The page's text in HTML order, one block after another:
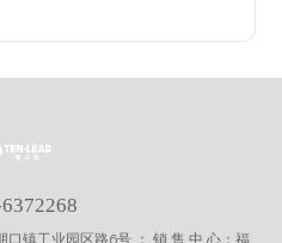
镇工业园区路6号 ； 销 售 中 心：福